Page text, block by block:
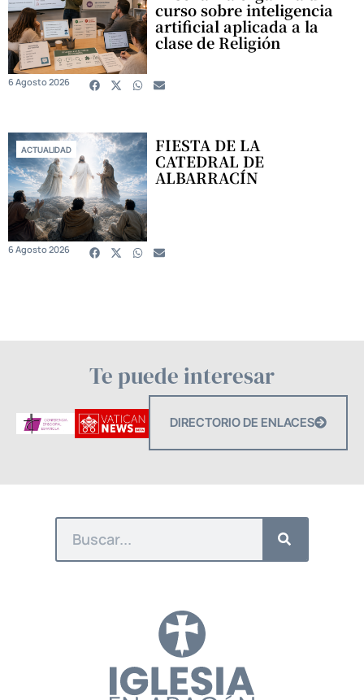
curso sobre inteligencia
artificial aplicada a la
clase de Religión
6 Agosto 2026
ACTUALIDAD FIESTA DE LA
CATEDRAL DE
ALBARRACÍN
6 Agosto 2026
Te puede interesar
DIRECTORIO DE ENLACES